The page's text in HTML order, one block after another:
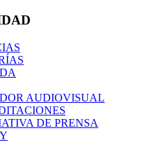
AUDIOVISUAL
DE PRENSA